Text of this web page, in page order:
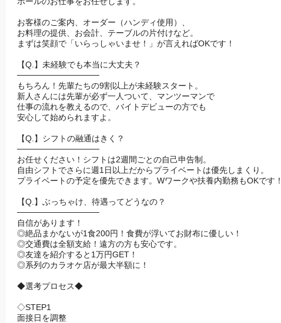
お客様のご案内、オーダー（ハンディ使用）、
お料理の提供、お会計、テーブルの片付けなど。
まずは笑顔で「いらっしゃいませ！」が言えればOKです！
【Q.】未経験でも本当に大丈夫？
──────────────
もちろん！先輩たちの9割以上が未経験スタート。
新人さんには先輩が必ず一人ついて、マンツーマンで
仕事の流れを教えるので、バイトデビューの方でも
安心して始められますよ。
【Q.】シフトの融通はきく？
──────────────
お任せください！シフトは2週間ごとの自己申告制。
自由シフトでさらに週1日以上だからプライベートは優先しまくり。
プライベートの予定を優先できます。Wワークや扶養内勤務もOKです！
【Q.】ぶっちゃけ、待遇ってどうなの？
──────────────
自信があります！
◎絶品まかないが1食200円！食費が浮いてお財布に優しい！
◎交通費は全額支給！遠方の方も安心です。
◎友達を紹介すると1万円GET！
◎系列のカラオケ店が最大半額に！
◆選考プロセス◆
◇STEP1
面接日を調整